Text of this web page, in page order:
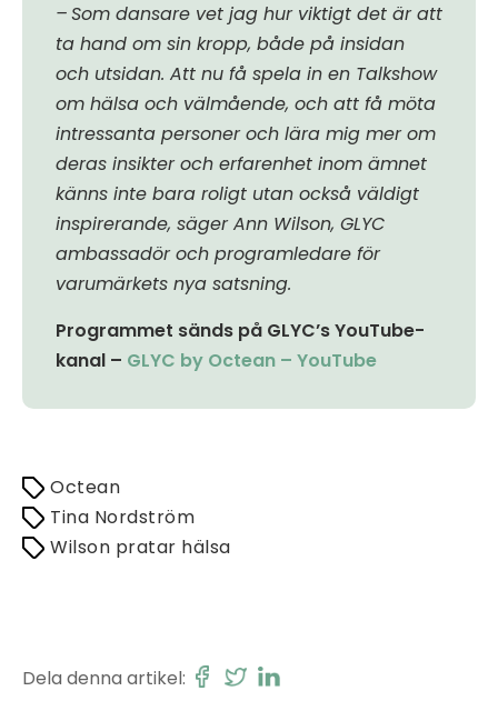
– Som dansare vet jag hur viktigt det är att
ta hand om sin kropp, både på insidan
och utsidan. Att nu få spela in en Talkshow
om hälsa och välmående, och att få möta
intressanta personer och lära mig mer om
deras insikter och erfarenhet inom ämnet
känns inte bara roligt utan också väldigt
inspirerande, säger Ann Wilson, GLYC
ambassadör och programledare för
varumärkets nya satsning.
Programmet sänds på GLYC’s YouTube-
kanal – GLYC by Octean – YouTube
Octean
Tina Nordström
Wilson pratar hälsa
Dela denna artikel: